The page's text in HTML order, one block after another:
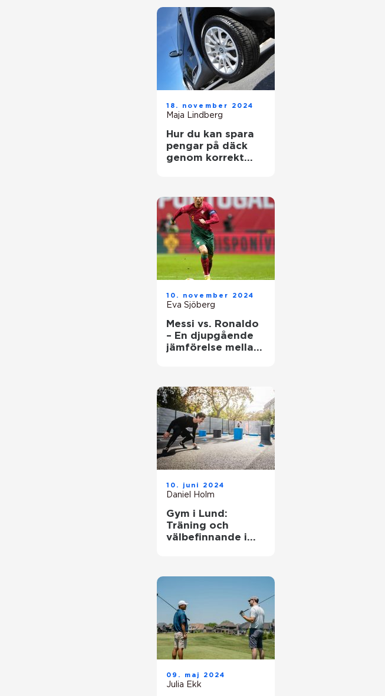
18. november 2024
Maja Lindberg
Hur du kan spara
pengar på däck
genom korrekt
10. november 2024
Eva Sjöberg
Messi vs. Ronaldo
– En djupgående
jämförelse mellan
10. juni 2024
Daniel Holm
Gym i Lund:
Träning och
välbefinnande i
09. maj 2024
Julia Ekk